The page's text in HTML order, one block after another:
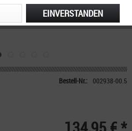
Bestell-Nr.: 002938-00.5
EINVERSTANDEN